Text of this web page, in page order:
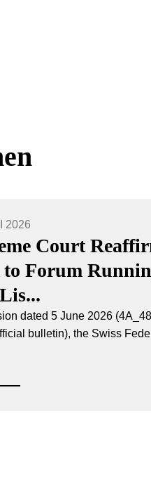
2026
Court
Forum
dated 5 June 2026
bulletin), the Swiss